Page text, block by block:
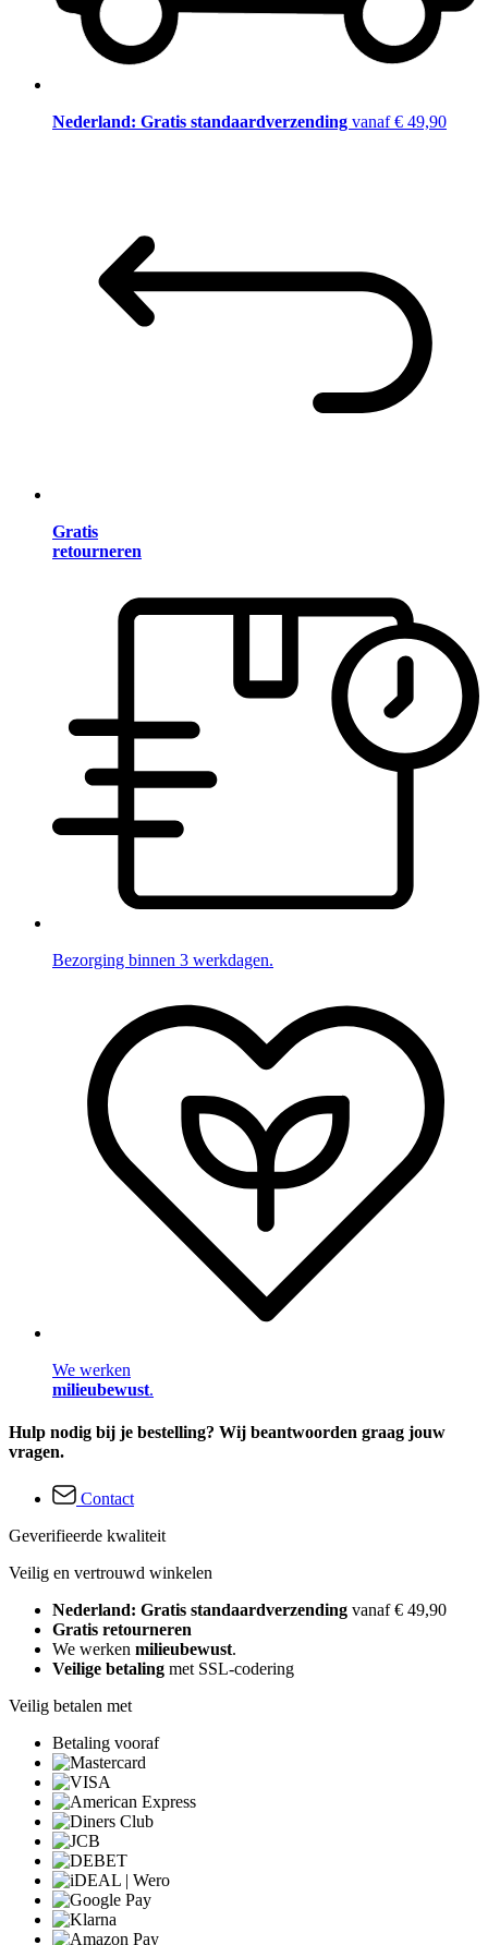
Nederland: Gratis standaardverzending vanaf € 49,90
Gratis
retourneren
Bezorging binnen 3 werkdagen.
We werken
milieubewust.
Hulp nodig bij je bestelling? Wij beantwoorden graag jouw
vragen.
Contact
Geverifieerde kwaliteit
Veilig en vertrouwd winkelen
Nederland: Gratis standaardverzending vanaf € 49,90
Gratis retourneren
We werken milieubewust.
Veilige betaling met SSL-codering
Veilig betalen met
Betaling vooraf